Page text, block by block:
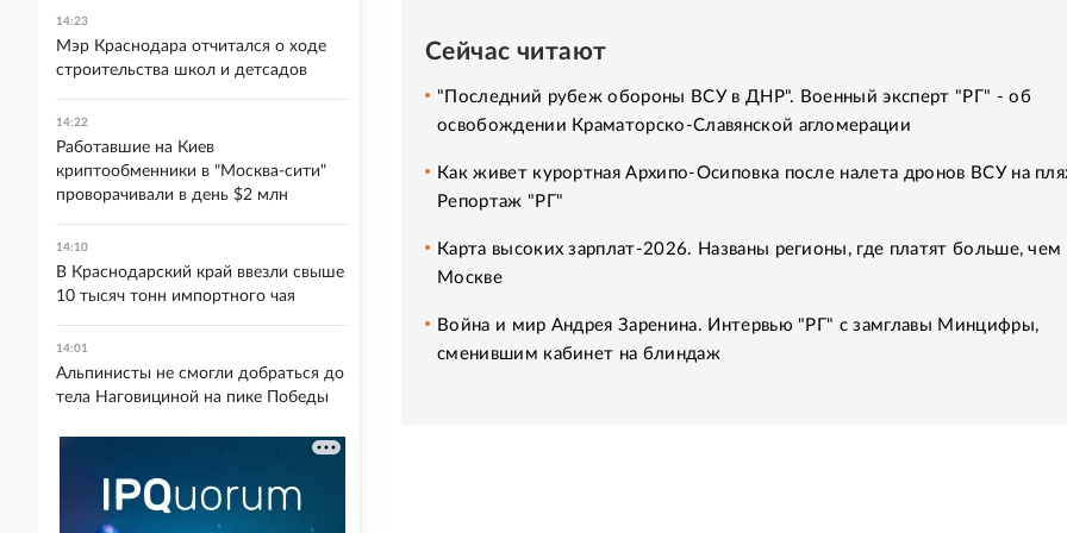
Сейчас читают
"Последний рубеж обороны ВСУ в ДНР". Военный эксперт "РГ" - об
освобождении Краматорско-Славянской агломерации
Как живет курортная Архипо-Осиповка после налета дронов ВСУ на
Репортаж "РГ"
Карта высоких зарплат-2026. Названы регионы, где платят больше, чем
Москве
Война и мир Андрея Заренина. Интервью "РГ" с замглавы Минцифры,
сменившим кабинет на блиндаж
14:23
Мэр Краснодара отчитался о ходе
строительства школ и детсадов
14:22
Работавшие на Киев
криптообменники в "Москва-сити"
проворачивали в день $2 млн
14:10
В Краснодарский край ввезли свыше
10 тысяч тонн импортного чая
14:01
Альпинисты не смогли добраться до
тела Наговициной на пике Победы